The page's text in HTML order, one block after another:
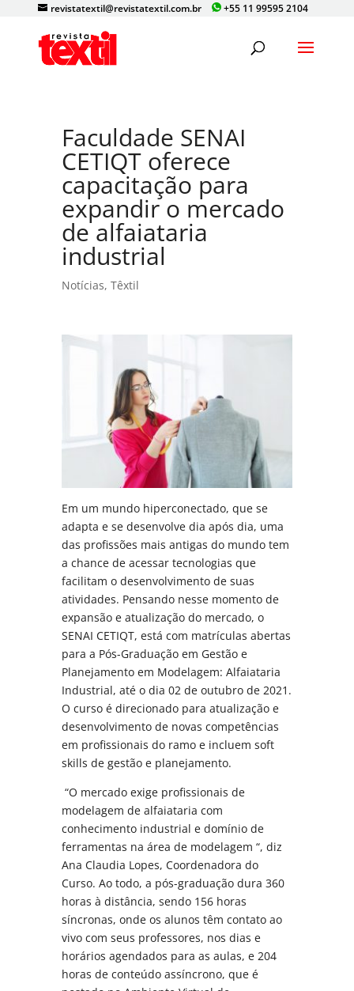
+55 11 99595 2104
revistatextil@revistatextil.com.br
Faculdade SENAI
CETIQT oferece
capacitação para
expandir o mercado
de alfaiataria
industrial
Notícias,Têxtil
Em um mundo hiperconectado, que se
adapta e se desenvolve dia após dia, uma
das profissões mais antigas do mundo tem
a chance de acessar tecnologias que
facilitam o desenvolvimento de suas
atividades. Pensando nesse momento de
expansão e atualização do mercado, o
SENAI CETIQT, está com matrículas abertas
para a Pós-Graduação em Gestão e
Planejamento em Modelagem: Alfaiataria
Industrial, até o dia 02 de outubro de 2021.
O curso é direcionado para atualização e
desenvolvimento de novas competências
em profissionais do ramo e incluem soft
skills de gestão e planejamento.
“O mercado exige profissionais de
modelagem de alfaiataria com
conhecimento industrial e domínio de
ferramentas na área de modelagem “, diz
Ana Claudia Lopes, Coordenadora do
Curso. Ao todo, a pós-graduação dura 360
horas à distância, sendo 156 horas
síncronas, onde os alunos têm contato ao
vivo com seus professores, nos dias e
horários agendados para as aulas, e 204
horas de conteúdo assíncrono, que é